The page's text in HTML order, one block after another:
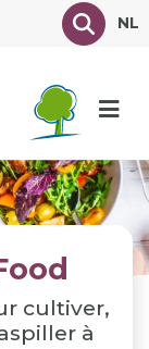
TexteNL
cultiver,
à